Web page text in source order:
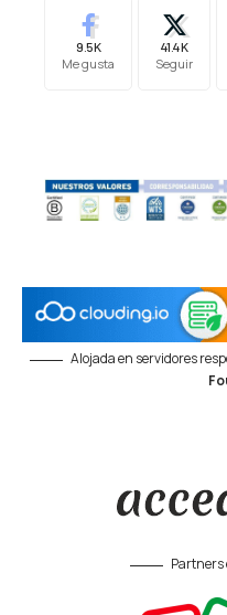
9.5K
Me gusta
41.4K
Seguir
Alojada en servidores
Partners